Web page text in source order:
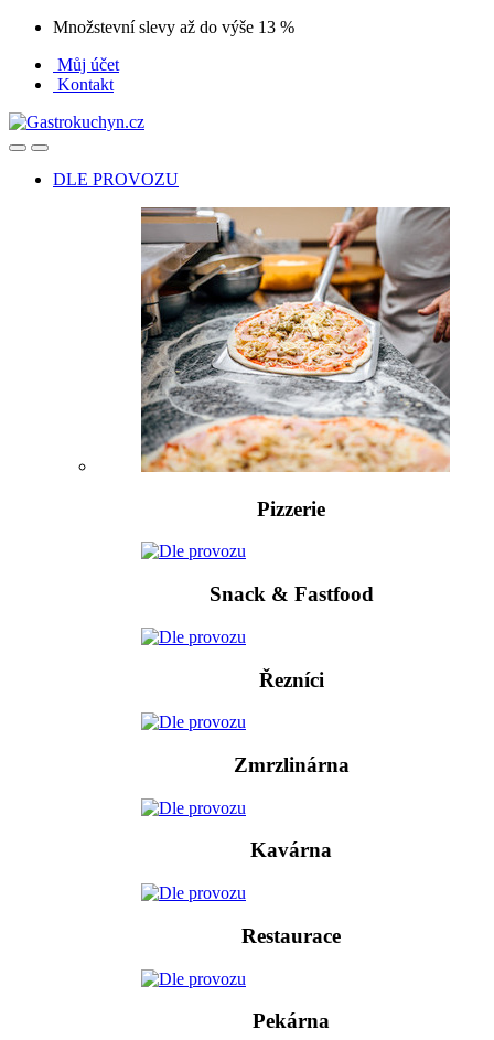
Přeskočit
navigaci
Přeskočit
obsah
Množstevní slevy až do výše 13 %
Můj účet
Kontakt
OpenClose
DLE PROVOZU
Pizzerie
Snack & Fastfood
Řezníci
Zmrzlinárna
Kavárna
Restaurace
Pekárna